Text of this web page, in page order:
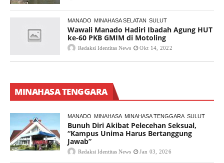
MANADO MINAHASA SELATAN SULUT
Wawali Manado Hadiri Ibadah Agung HUT
ke-60 PKB GMIM di Motoling
Redaksi Identitas News Okt 14, 2022
MINAHASA TENGGARA
MANADO MINAHASA MINAHASA TENGGARA SULUT
Bunuh Diri Akibat Pelecehan Seksual,
“Kampus Unima Harus Bertanggung
Jawab”
Redaksi Identitas News Jan 03, 2026